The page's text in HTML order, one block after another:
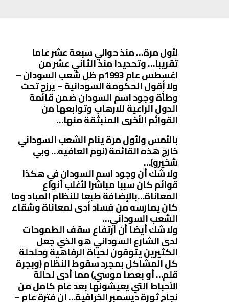
لأول مرة… منذ حوالي سبعة عشر عاما
تقريبا… وتحديدا منذ الثاني عشر من
اغسطس عام 1993م ظل شعب السودان –
ولا أقول الحكومة السودانية – يرزح تحت
وطأة وجود اسم السودان ضمن قائمة
الدول الراعية للارهاب وتوابعها من
القوائم الأخرى المنبثقة منها…
بالأمس ولأول مرة ينام الشعب السوداني
خارج هذه القائمة (نوم العافيه… وبي
شخيرو)…
ولا شك أن وجود اسم السودان في هكذا
قوائم كان سببا مباشرا لأغلب أنواع
المعاناة…بالإضافة طبعا للنظام المباد وما
كان يمارسه من فساد أدى لمعاناة وشقاء
الشعب السوداني…
ولا شك أيضا أن ارتفاع سقف الطموحات
لدى الشارع السوداني هو الذي جعل
الكثيرين يتوقون لحياة الرفاهية وحلحلة
كل المشاكل بمجرد سقوط النظام (وبجرة
قلم… أو بعصا موسي) مما أدى لحالة
الأحباط التي يعيشونها بعد عام كامل من
نجاح ثورة ديسمبر الخرافية… ان فترة عام –